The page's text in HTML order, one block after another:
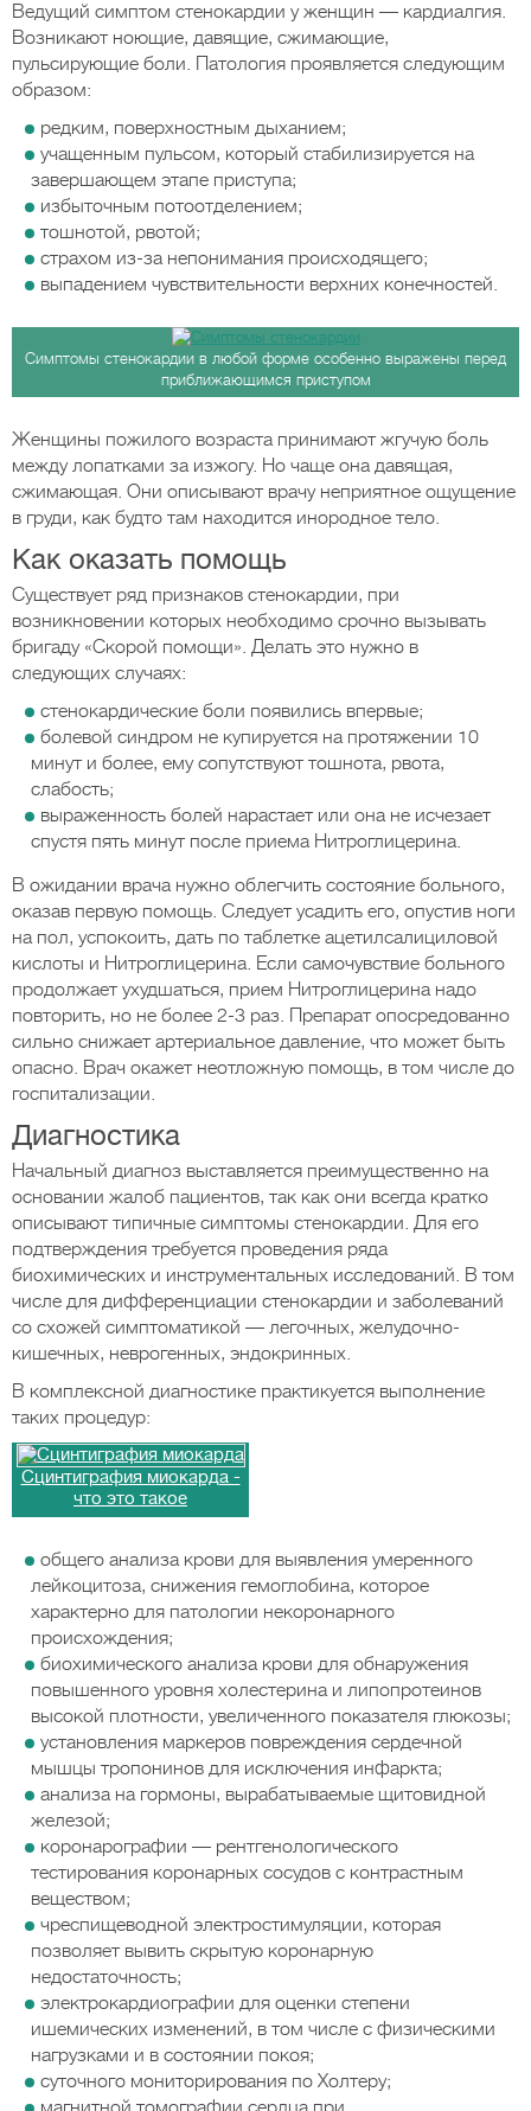
Ведущий симптом стенокардии у женщин — кардиалгия.
Возникают ноющие, давящие, сжимающие,
пульсирующие боли. Патология проявляется следующим
образом:
редким, поверхностным дыханием;
учащенным пульсом, который стабилизируется на
завершающем этапе приступа;
избыточным потоотделением;
тошнотой, рвотой;
страхом из-за непонимания происходящего;
выпадением чувствительности верхних конечностей.
Симптомы стенокардии в любой форме особенно выражены перед
приближающимся приступом
Женщины пожилого возраста принимают жгучую боль
между лопатками за изжогу. Но чаще она давящая,
сжимающая. Они описывают врачу неприятное ощущение
в груди, как будто там находится инородное тело.
Как оказать помощь
Существует ряд признаков стенокардии, при
возникновении которых необходимо срочно вызывать
бригаду «Скорой помощи». Делать это нужно в
следующих случаях:
стенокардические боли появились впервые;
болевой синдром не купируется на протяжении 10
минут и более, ему сопутствуют тошнота, рвота,
слабость;
выраженность болей нарастает или она не исчезает
спустя пять минут после приема Нитроглицерина.
В ожидании врача нужно облегчить состояние больного,
оказав первую помощь. Следует усадить его, опустив ноги
на пол, успокоить, дать по таблетке ацетилсалициловой
кислоты и Нитроглицерина. Если самочувствие больного
продолжает ухудшаться, прием Нитроглицерина надо
повторить, но не более 2-3 раз. Препарат опосредованно
сильно снижает артериальное давление, что может быть
опасно. Врач окажет неотложную помощь, в том числе до
госпитализации.
Диагностика
Начальный диагноз выставляется преимущественно на
основании жалоб пациентов, так как они всегда кратко
описывают типичные симптомы стенокардии. Для его
подтверждения требуется проведения ряда
биохимических и инструментальных исследований. В том
числе для дифференциации стенокардии и заболеваний
со схожей симптоматикой — легочных, желудочно-
кишечных, неврогенных, эндокринных.
В комплексной диагностике практикуется выполнение
таких процедур:
Сцинтиграфия миокарда -
что это такое
общего анализа крови для выявления умеренного
лейкоцитоза, снижения гемоглобина, которое
характерно для патологии некоронарного
происхождения;
биохимического анализа крови для обнаружения
повышенного уровня холестерина и липопротеинов
высокой плотности, увеличенного показателя глюкозы;
установления маркеров повреждения сердечной
мышцы тропонинов для исключения инфаркта;
анализа на гормоны, вырабатываемые щитовидной
железой;
коронарографии — рентгенологического
тестирования коронарных сосудов с контрастным
веществом;
чреспищеводной электростимуляции, которая
позволяет вывить скрытую коронарную
недостаточность;
электрокардиографии для оценки степени
ишемических изменений, в том числе с физическими
нагрузками и в состоянии покоя;
суточного мониторирования по Холтеру;